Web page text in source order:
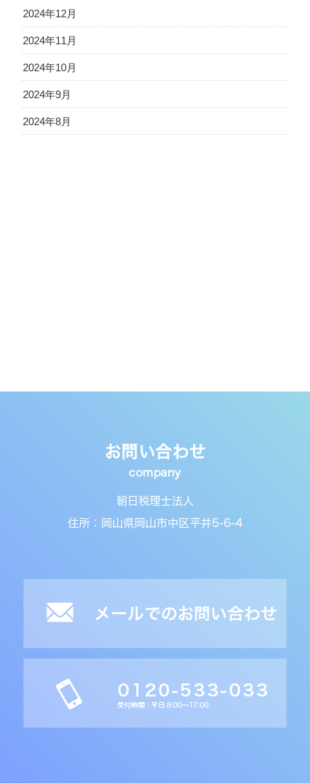
2024年12月
2024年11月
2024年10月
2024年9月
2024年8月
お問い合わせ
朝日税理士法人
住所：岡山県岡山市中区平井5-6-4